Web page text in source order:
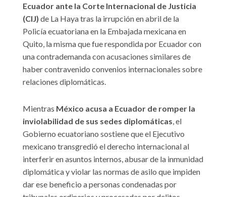
Ecuador ante la Corte Internacional de Justicia
(CIJ) de La Haya tras la irrupción en abril de la
Policía ecuatoriana en la Embajada mexicana en
Quito, la misma que fue respondida por Ecuador con
una contrademanda con acusaciones similares de
haber contravenido convenios internacionales sobre
relaciones diplomáticas.
Mientras México acusa a Ecuador de romper la
inviolabilidad de sus sedes diplomáticas, el
Gobierno ecuatoriano sostiene que el Ejecutivo
mexicano transgredió el derecho internacional al
interferir en asuntos internos, abusar de la inmunidad
diplomática y violar las normas de asilo que impiden
dar ese beneficio a personas condenadas por